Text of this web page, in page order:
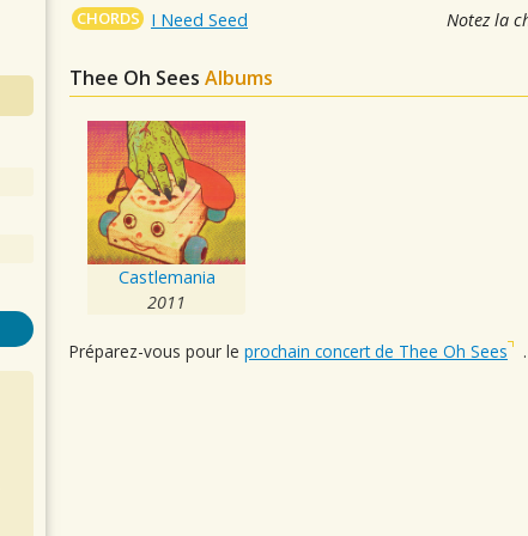
CHORDS I Need Seed Notez la
Thee Oh Sees Albums
Castlemania
2011
Préparez-vous pour le prochain concert de Thee Oh Sees .